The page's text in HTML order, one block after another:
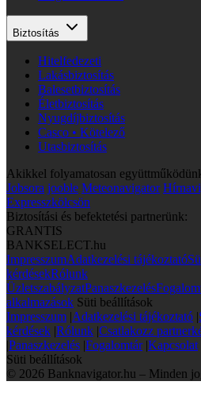
Biztosítás
Hitelfedezeti
Lakásbiztosítás
Balesetbiztosítás
Életbiztosítás
Nyugdíjbiztosítás
Casco • Kötelező
Utasbiztosítás
Akikkel folyamatosan
Jobsora jooble Meteonavigator
Expresszkölcsön
Biztosítási és befektetési partnerünk:
GRANTIS
BANKSELECT.hu
ImpresszumAdatkezelési tájékoztató
kérdésekRólunk
ÜzletszabályzatPanaszkezelés
alkalmazások Süti beállítások
Impresszum |Adatkezelési tájékoztató |
kérdések |Rólunk |Csatlakozz
|Panaszkezelés |Fogalomtár |Kapcsolat
Süti beállítások
© 2026 Banknavigator.hu – Minden